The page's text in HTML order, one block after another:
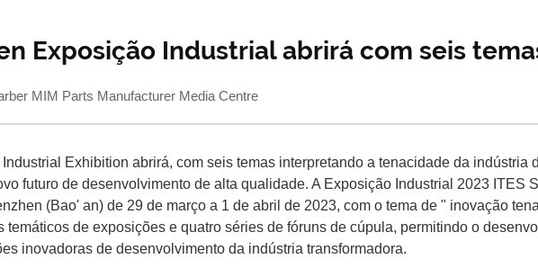
Exposição Industrial abrirá com seis
MIM Parts Manufacturer Media Centre
Exhibition abrirá, com seis temas interpretando a tenacidade da indústria
futuro de desenvolvimento de alta qualidade. A Exposição Industrial 2023 ITES
(Bao' an) de 29 de março a 1 de abril de 2023, com o tema de " inovação
de exposições e quatro séries de fóruns de cúpula, permitindo o
inovadoras de desenvolvimento da indústria transformadora.